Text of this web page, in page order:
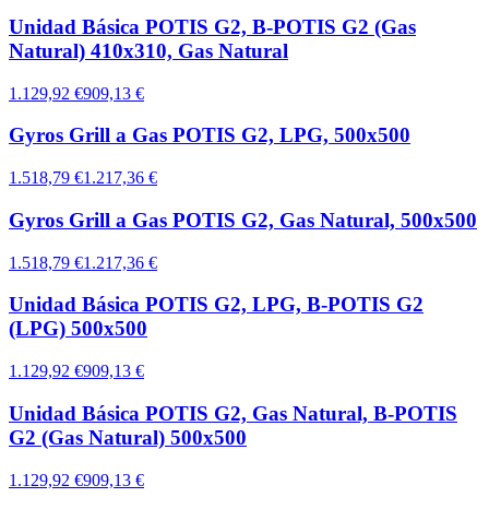
Unidad Básica POTIS G2, B-POTIS G2 (Gas
Natural) 410x310, Gas Natural
1.129,92 €909,13 €
Gyros Grill a Gas POTIS G2, LPG, 500x500
1.518,79 €1.217,36 €
Gyros Grill a Gas POTIS G2, Gas Natural, 500x500
1.518,79 €1.217,36 €
Unidad Básica POTIS G2, LPG, B-POTIS G2
(LPG) 500x500
1.129,92 €909,13 €
Unidad Básica POTIS G2, Gas Natural, B-POTIS
G2 (Gas Natural) 500x500
1.129,92 €909,13 €